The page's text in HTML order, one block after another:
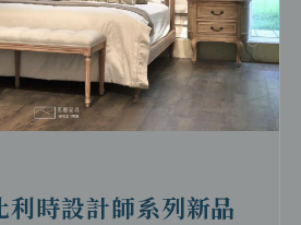
利時設計師系列新品